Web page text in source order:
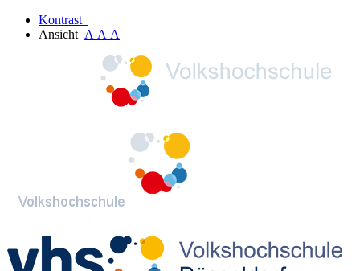
Kontrast
Ansicht A A A